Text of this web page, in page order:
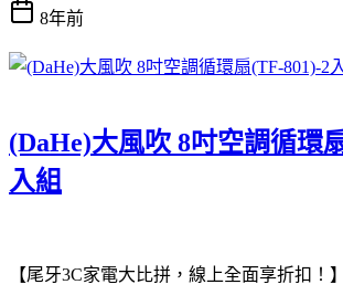
8年前
(DaHe)大風吹 8吋空調循環
入組
【尾牙3C家電大比拼，線上全面享折扣！】